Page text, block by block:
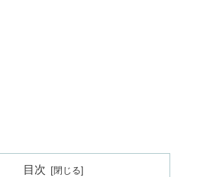
目次